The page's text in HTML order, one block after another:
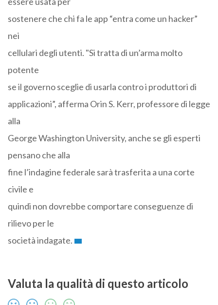
sostenere che chi fa le app “entra come un hacker”
nei
cellulari degli utenti. "Si tratta di un’arma molto
potente
se il governo sceglie di usarla contro i produttori di
applicazioni”, afferma Orin S. Kerr, professore di legge
alla
George Washington University, anche se gli esperti
pensano che alla
fine l’indagine federale sarà trasferita a una corte
civile e
quindi non dovrebbe comportare conseguenze di
rilievo per le
società indagate.
Valuta la qualità di questo articolo